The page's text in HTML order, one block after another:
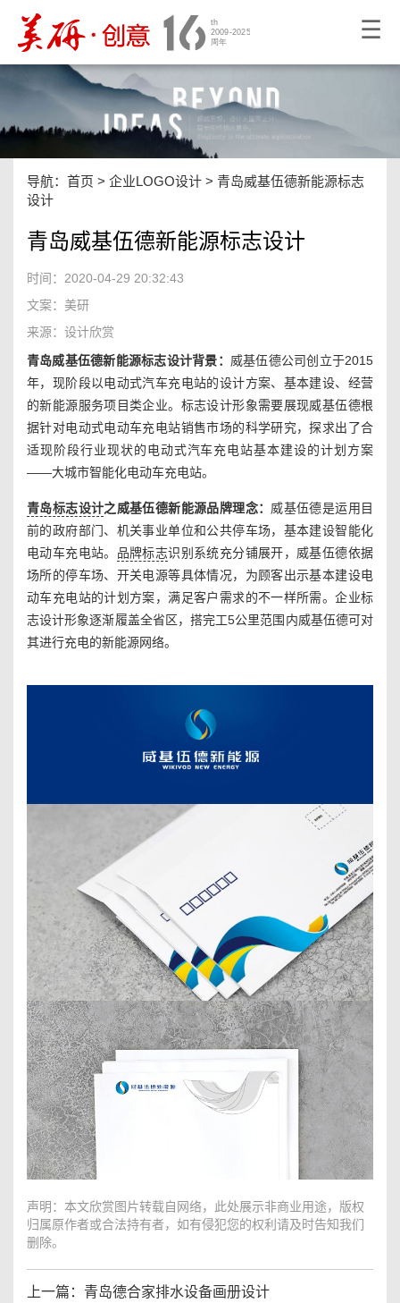
☰
导航： 首页 > 企业LOGO设计 > 青岛威基伍德新能源标志
设计
青岛威基伍德新能源标志设计
时间：2020-04-29 20:32:43
文案：美研
来源：设计欣赏
青岛威基伍德新能源标志设计背景： 威基伍德公司创立于2015
年，现阶段以电动式汽车充电站的设计方案、基本建设、经营
的新能源服务项目类企业。标志设计形象需要展现威基伍德根
据针对电动式电动车充电站销售市场的科学研究，探求出了合
适现阶段行业现状的电动式汽车充电站基本建设的计划方案
——大城市智能化电动车充电站。
青岛标志设计之威基伍德新能源品牌理念： 威基伍德是运用目
前的政府部门、机关事业单位和公共停车场，基本建设智能化
电动车充电站。 品牌标志识别系统充分铺展开，威基伍德依据
场所的停车场、开关电源等具体情况，为顾客出示基本建设电
动车充电站的计划方案，满足客户需求的不一样所需。企业标
志设计形象逐渐履盖全省区，搭完工5公里范围内威基伍德可对
其进行充电的新能源网络。
声明：本文欣赏图片转载自网络，此处展示非商业用途，版权
归属原作者或合法持有者，如有侵犯您的权利请及时告知我们
删除。
上一篇： 青岛德合家排水设备画册设计